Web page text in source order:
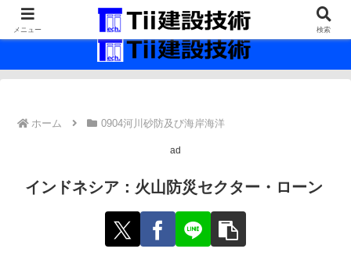
最新の建設技術の情報インフラ。
ホーム 0904河川砂防及び海岸海洋
ad
インドネシア：火山防災セクター・ローン
メニュー 検索